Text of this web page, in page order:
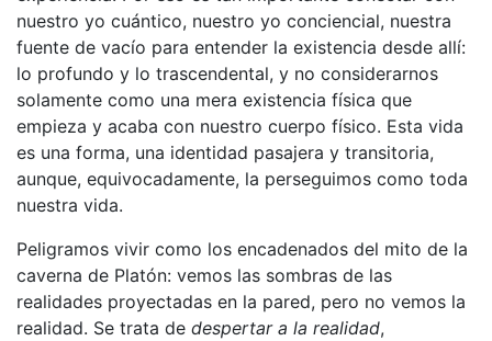
nuestro yo cuántico, nuestro yo conciencial, nuestra
fuente de vacío para entender la existencia desde allí:
lo profundo y lo trascendental, y no considerarnos
solamente como una mera existencia física que
empieza y acaba con nuestro cuerpo físico. Esta vida
es una forma, una identidad pasajera y transitoria,
aunque, equivocadamente, la perseguimos como toda
nuestra vida.
Peligramos vivir como los encadenados del mito de la
caverna de Platón: vemos las sombras de las
realidades proyectadas en la pared, pero no vemos la
realidad. Se trata de despertar a la realidad,